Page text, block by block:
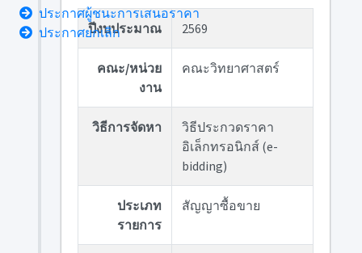
ปีงบประมาณ 2569
คณะ/หน่วย
งาน
คณะวิทยาศาสตร์
วิธีการจัดหา
วิธีประกวดราคา
อิเล็กทรอนิกส์ (e-
bidding)
ประเภท
รายการ
สัญญาซื้อขาย
ประกาศผู้ชนะการเสนอราคา
ประกาศยกเลิก